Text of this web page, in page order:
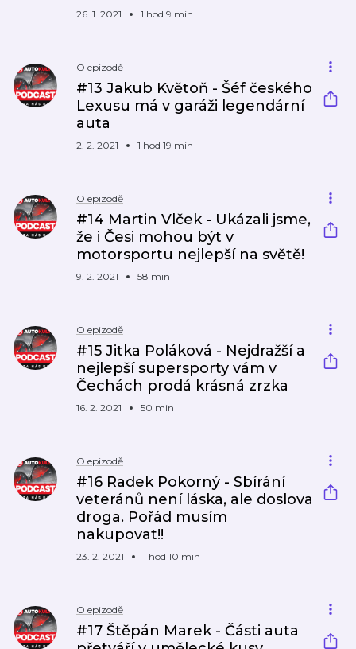
26. 1. 2021 1 hod 9 min
O epizodě
#13 Jakub Květoň - Šéf českého
Lexusu má v garáži legendární
auta
2. 2. 2021 1 hod 19 min
O epizodě
#14 Martin Vlček - Ukázali jsme,
že i Česi mohou být v
motorsportu nejlepší na světě!
9. 2. 2021 58 min
O epizodě
#15 Jitka Poláková - Nejdražší a
nejlepší supersporty vám v
Čechách prodá krásná zrzka
16. 2. 2021 50 min
O epizodě
#16 Radek Pokorný - Sbírání
veteránů není láska, ale doslova
droga. Pořád musím
nakupovat!!
23. 2. 2021 1 hod 10 min
O epizodě
#17 Štěpán Marek - Části auta